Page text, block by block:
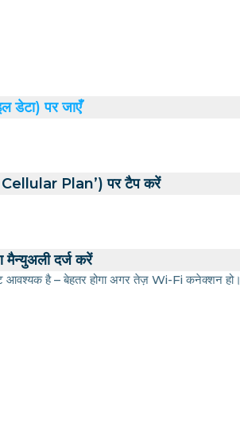
डेटा) पर जाएँ
Plan’) पर टैप करें
दर्ज करें
है – बेहतर होगा अगर तेज़ Wi-Fi कनेक्शन हो।